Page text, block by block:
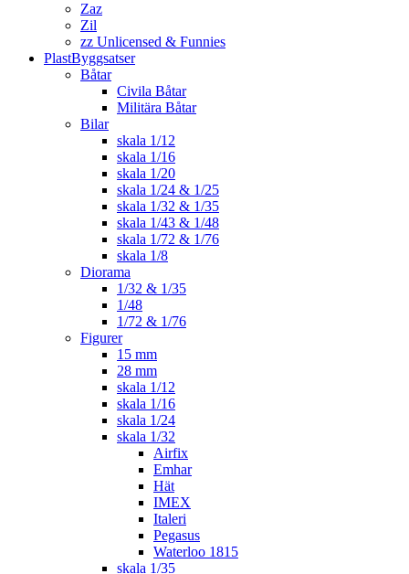
Zaz
Zil
zz Unlicensed & Funnies
PlastByggsatser
Båtar
Civila Båtar
Militära Båtar
Bilar
skala 1/12
skala 1/16
skala 1/20
skala 1/24 & 1/25
skala 1/32 & 1/35
skala 1/43 & 1/48
skala 1/72 & 1/76
skala 1/8
Diorama
1/32 & 1/35
1/48
1/72 & 1/76
Figurer
15 mm
28 mm
skala 1/12
skala 1/16
skala 1/24
skala 1/32
Airfix
Emhar
Hät
IMEX
Italeri
Pegasus
Waterloo 1815
skala 1/35